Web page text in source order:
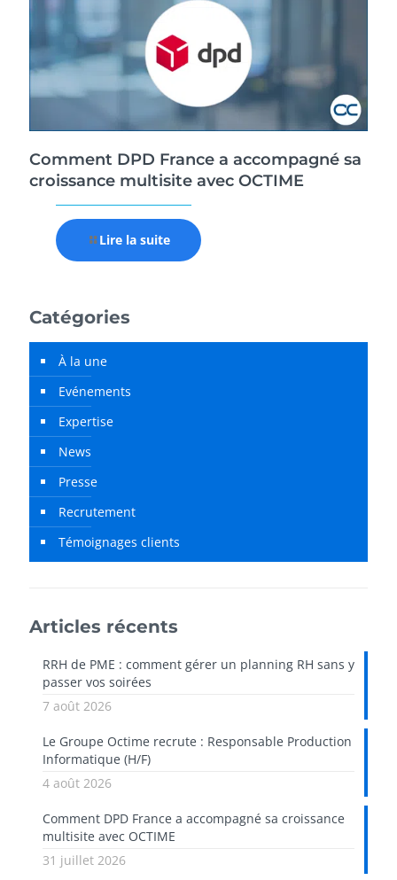
Comment DPD France a accompagné sa
croissance multisite avec OCTIME
Lire la suite
Catégories
À la une
Evénements
Expertise
News
Presse
Recrutement
Témoignages clients
Articles récents
RRH de PME : comment gérer un planning RH sans y
passer vos soirées
7 août 2026
Le Groupe Octime recrute : Responsable Production
Informatique (H/F)
4 août 2026
Comment DPD France a accompagné sa croissance
multisite avec OCTIME
31 juillet 2026